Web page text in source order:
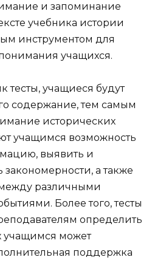
и запоминание
учебника истории
инструментом для
учащихся.
тесты, учащиеся будут
содержание, тем самым
исторических
учащимся возможность
выявить и
закономерности, а также
между различными
Более того, тесты
определить
учащимся может
поддержка